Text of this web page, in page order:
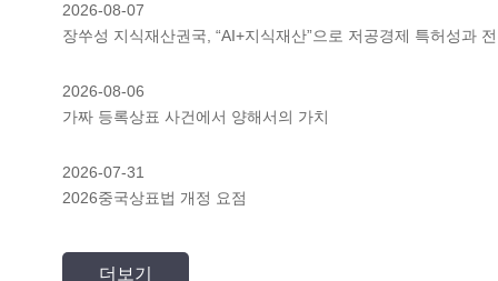
2026-08-07
장쑤성 지식재산권국, “AI+지식재산”으로 저공경제 특허성과
2026-08-06
가짜 등록상표 사건에서 양해서의 가치
2026-07-31
2026중국상표법 개정 요점